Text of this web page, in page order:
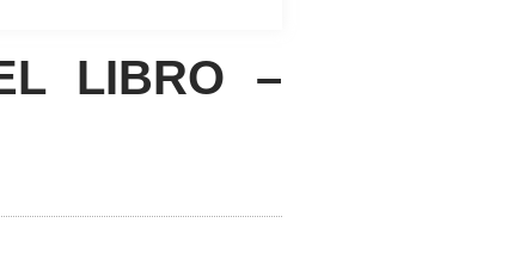
LIBRO –